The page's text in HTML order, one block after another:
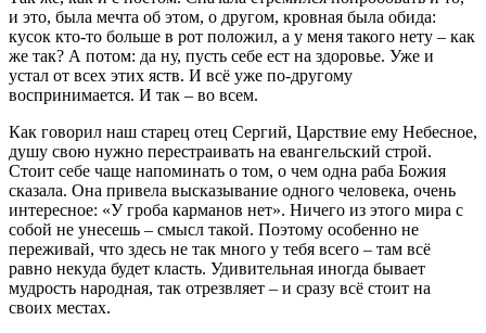
и это, была мечта об этом, о другом, кровная была обида:
кусок кто-то больше в рот положил, а у меня такого нету – как
же так? А потом: да ну, пусть себе ест на здоровье. Уже и
устал от всех этих яств. И всё уже по-другому
воспринимается. И так – во всем.
Как говорил наш старец отец Сергий, Царствие ему Небесное,
душу свою нужно перестраивать на евангельский строй.
Стоит себе чаще напоминать о том, о чем одна раба Божия
сказала. Она привела высказывание одного человека, очень
интересное: «У гроба карманов нет». Ничего из этого мира с
собой не унесешь – смысл такой. Поэтому особенно не
переживай, что здесь не так много у тебя всего – там всё
равно некуда будет класть. Удивительная иногда бывает
мудрость народная, так отрезвляет – и сразу всё стоит на
своих местах.